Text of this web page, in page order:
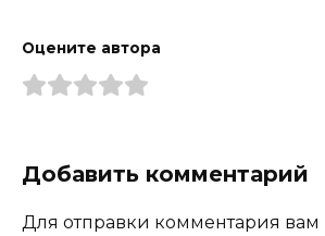
Оцените автора
Добавить комментарий
Для отправки комментария